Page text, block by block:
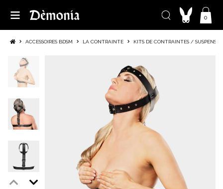
0
ACCESSOIRES BDSM LA CONTRAINTE KITS DE CONTRAINTES /